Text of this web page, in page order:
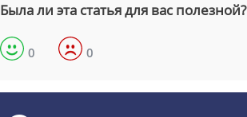
Была ли эта статья для вас полезной?
0 0